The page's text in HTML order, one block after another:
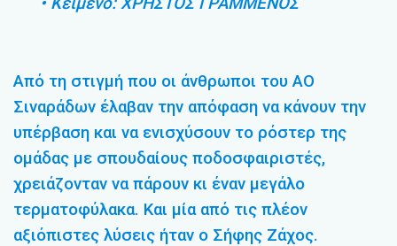
Από τη στιγμή που οι άνθρωποι του ΑΟ
Σιναράδων έλαβαν την απόφαση να κάνουν την
υπέρβαση και να ενισχύσουν το ρόστερ της
ομάδας με σπουδαίους ποδοσφαιριστές,
χρειάζονταν να πάρουν κι έναν μεγάλο
τερματοφύλακα. Και μία από τις πλέον
αξιόπιστες λύσεις ήταν ο Σήφης Ζάχος.